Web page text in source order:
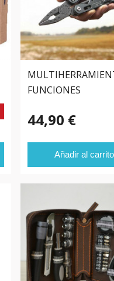
FUNCIONES
44,90 €
Añadir al carrito